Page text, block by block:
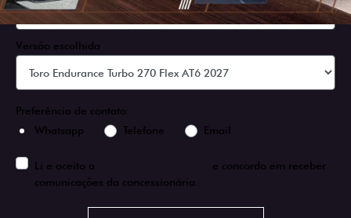
Versão escolhida
Preferência de contato:
Whatsapp
Telefone Email
Li e aceito a
e concordo em receber
comunicações da concessionária.